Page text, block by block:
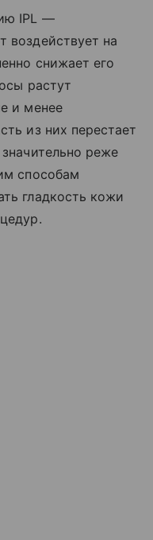
IPL —
воздействует на
снижает его
растут
и менее
из них перестает
реже
способам
гладкость кожи